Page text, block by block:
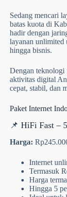
Sedang mencari
batas kuota di
hadir dengan
layanan unlimited
hingga bisnis.
Dengan teknologi
aktivitas digital
cepat, stabil, dan
Paket Internet
📌 HiFi Fast –
Harga:
Internet
Termasuk
Harga
Hingga 5